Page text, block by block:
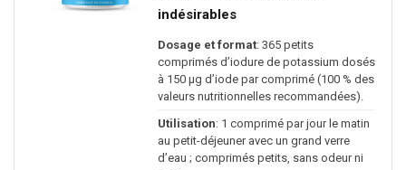
indésirables
Dosage et format: 365 petits
comprimés d’iodure de potassium dosés
à 150 µg d’iode par comprimé (100 % des
valeurs nutritionnelles recommandées).
Utilisation: 1 comprimé par jour le matin
au petit-déjeuner avec un grand verre
d’eau ; comprimés petits, sans odeur ni